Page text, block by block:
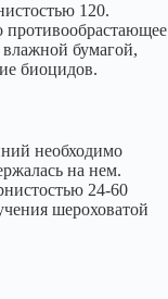
120.
противообрастающее
бумагой,
биоцидов.
необходимо
на нем.
24-60
шероховатой